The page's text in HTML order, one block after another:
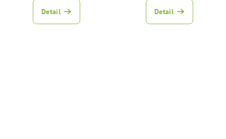
Detail Detail